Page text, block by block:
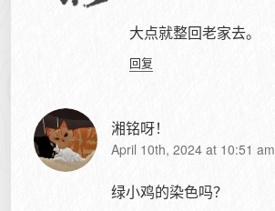
大点就整回老家去。
回复
湘铭呀！
April 10th, 2024 at 10:51 am
绿小鸡的染色吗？